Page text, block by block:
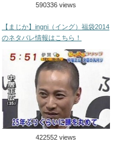
590336 views
【まじか】ingni（イング）福袋2014
のネタバレ情報はこちら！
422552 views